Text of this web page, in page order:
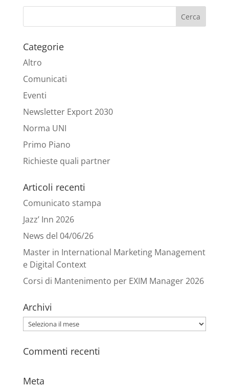
Categorie
Altro
Comunicati
Eventi
Newsletter Export 2030
Norma UNI
Primo Piano
Richieste quali partner
Articoli recenti
Comunicato stampa
Jazz’ Inn 2026
News del 04/06/26
Master in International Marketing Management
e Digital Context
Corsi di Mantenimento per EXIM Manager 2026
Archivi
Archivi
Commenti recenti
Meta